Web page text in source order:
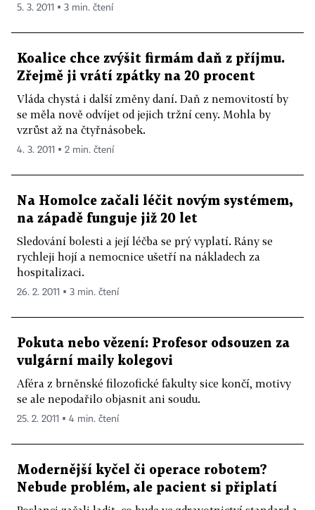
5. 3. 2011 ▪ 3 min. čtení
Koalice chce zvýšit firmám daň z příjmu.
Zřejmě ji vrátí zpátky na 20 procent
Vláda chystá i další změny daní. Daň z nemovitostí by
se měla nově odvíjet od jejich tržní ceny. Mohla by
vzrůst až na čtyřnásobek.
4. 3. 2011 ▪ 2 min. čtení
Na Homolce začali léčit novým systémem,
na západě funguje již 20 let
Sledování bolesti a její léčba se prý vyplatí. Rány se
rychleji hojí a nemocnice ušetří na nákladech za
hospitalizaci.
26. 2. 2011 ▪ 3 min. čtení
Pokuta nebo vězení: Profesor odsouzen za
vulgární maily kolegovi
Aféra z brněnské filozofické fakulty sice končí, motivy
se ale nepodařilo objasnit ani soudu.
25. 2. 2011 ▪ 4 min. čtení
Modernější kyčel či operace robotem?
Nebude problém, ale pacient si připlatí